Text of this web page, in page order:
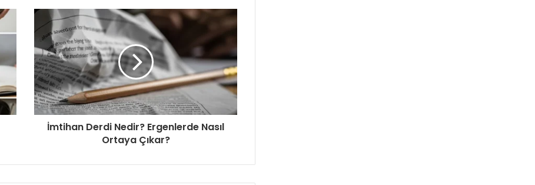
İmtihan Derdi Nedir? Ergenlerde Nasıl
Ortaya Çıkar?